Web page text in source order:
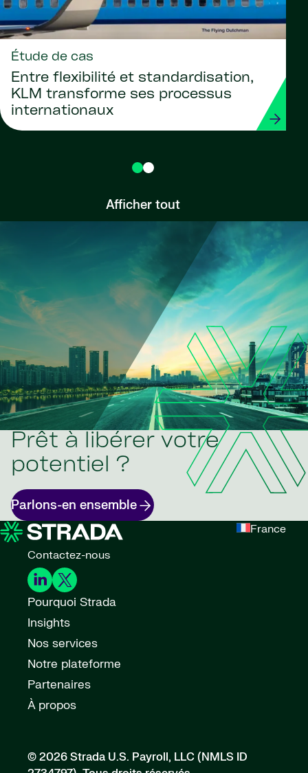
Étude de cas
Entre flexibilité et standardisation,
KLM transforme ses processus
internationaux
Afficher tout
Prêt à libérer votre
potentiel ?
Parlons-en ensemble
France
Contactez-nous
Pourquoi Strada
Insights
Nos services
Notre plateforme
Partenaires
À propos
© 2026 Strada U.S. Payroll, LLC (NMLS ID